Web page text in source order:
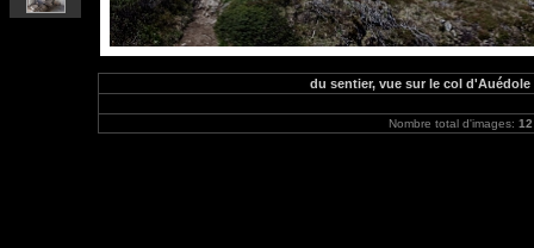
du sentier, vue sur le col
Nombre total d'images: 12